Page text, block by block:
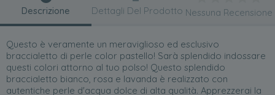
Descrizione
Questo è veramente un meraviglioso ed esclusivo
braccialetto di perle color pastello! Sarà splendido indossare
questi colori attorno al tuo polso! Questo splendido
braccialetto bianco, rosa e lavanda è realizzato con
autentiche perle d'acqua dolce di alta qualità. Apprezzerai la
Dettagli Del Prodotto Nessuna Recensione